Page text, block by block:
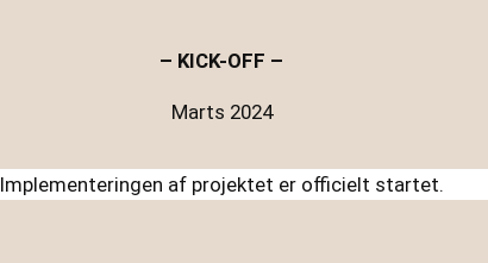
– KICK-OFF –
Marts 2024
Implementeringen af projektet er officielt startet.